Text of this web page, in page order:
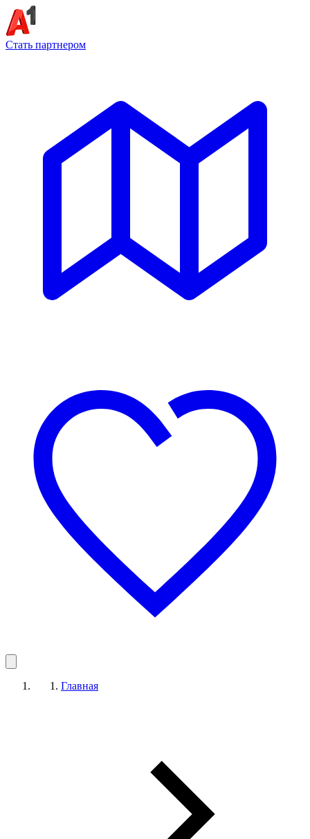
Стать партнером
Главная